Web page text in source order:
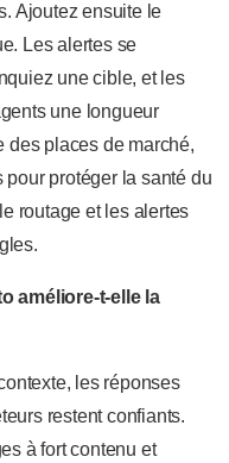
Ajoutez ensuite le
Les alertes se
une cible, et les
une longueur
des places de marché,
protéger la santé du
routage et les alertes
améliore-t-elle la
les réponses
restent confiants.
à fort contenu et